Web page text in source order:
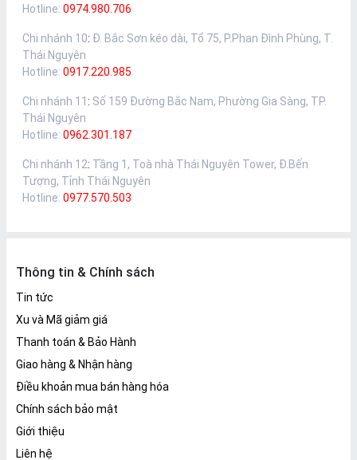
Hotline: 0974.980.706
Chi nhánh 10: Đ. Bắc Sơn kéo dài, Tổ 75, P.Phan Đình Phùng, T.
Thái Nguyên
Hotline: 0917.220.985
Chi nhánh 11 : Số 159 Đường Bắc Nam, Phường Gia Sàng, TP.
Thái Nguyên
Hotline: 0962.301.187
Chi nhánh 12: Tầng 1, Toà nhà Thái Nguyên Tower, Đ.Bến
Tượng, Tỉnh Thái Nguyên
Hotline: 0977.570.503
Thông tin & Chính sách
Tin tức
Xu và Mã giảm giá
Thanh toán & Bảo Hành
Giao hàng & Nhận hàng
Điều khoản mua bán hàng hóa
Chính sách bảo mật
Giới thiệu
Liên hệ